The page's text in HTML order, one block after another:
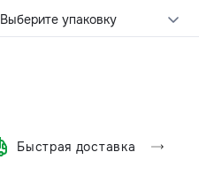
Выберите упаковку
Быстрая доставка